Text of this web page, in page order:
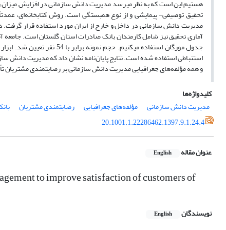
هستیم این است که به نظر می­رسد مدیریت دانش سازمانی در افزایش میزان
تحقیق توصیفی- پیمایشی و از نوع همبستگی است. روش کتابخانه‌ای،
مدیریت دانش سازمانی در داخل و خارج از ایران مورد استفاده قرار
آماری تحقیق نیز شامل کارمندان بانک صادرات استان گلستان است.
استنباطی استفاده شده است. نتایج پایان‌نامه نشان داد که مدیریت دانش
و همه مؤلفه‌های جغرافیایی مدیریت دانش سازمانی بر رضایتمندی مشتریان
کلیدواژه‌ها
مدیریت دانش سازمانی
مؤلفه‌های جغرافیایی رضایتمندی مشتریان
20.1001.1.22286462.1397.9.1.24.4
عنوان مقاله English
to improve satisfaction of customers of
نویسندگان English